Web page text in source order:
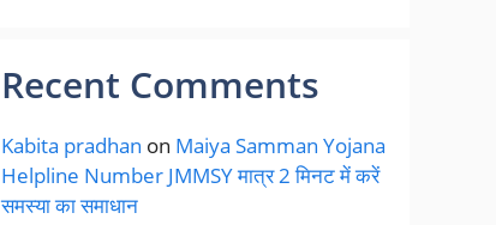
Recent Comments
Kabita pradhan on Maiya Samman Yojana
Helpline Number JMMSY मात्र 2 मिनट में करें
समस्या का समाधान